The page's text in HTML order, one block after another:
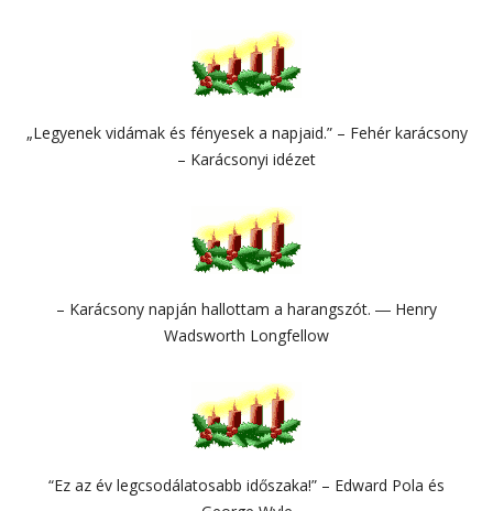
„Legyenek vidámak és fényesek a napjaid.” – Fehér karácsony
– Karácsonyi idézet
– Karácsony napján hallottam a harangszót. ― Henry
Wadsworth Longfellow
“Ez az év legcsodálatosabb időszaka!” – Edward Pola és